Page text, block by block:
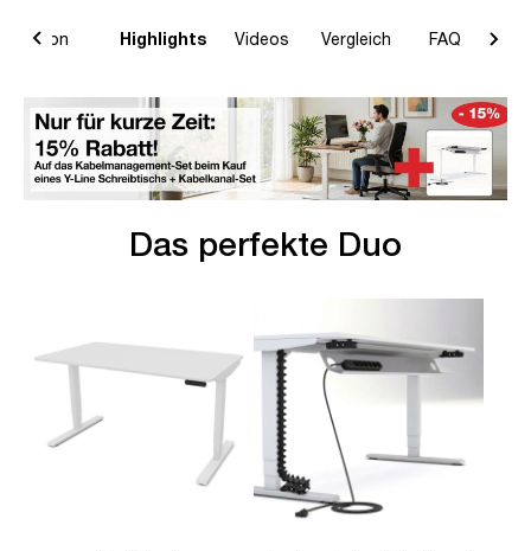
Highlights Videos Vergleich FAQ
Das perfekte Duo